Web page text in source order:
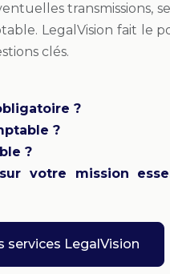
transmissions,
LegalVision fait le
clés.
?
?
?
votre mission
services LegalVision